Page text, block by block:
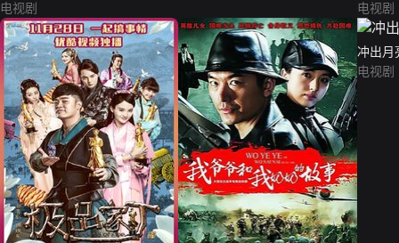
电视剧
电视剧
冲出月
电视剧